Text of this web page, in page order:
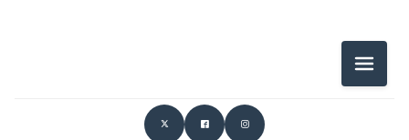
2026-02（1）
2026-07（1）
メニュ